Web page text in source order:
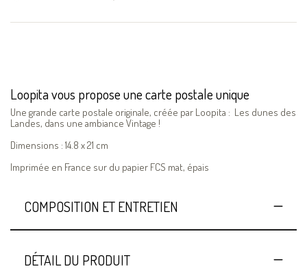
Loopita vous propose une carte postale unique
Une grande carte postale originale, créée par Loopita : Les dunes des
Landes, dans une ambiance Vintage !
Dimensions : 14.8 x 21 cm
Imprimée en France sur du papier FCS mat, épais
COMPOSITION ET ENTRETIEN
DÉTAIL DU PRODUIT